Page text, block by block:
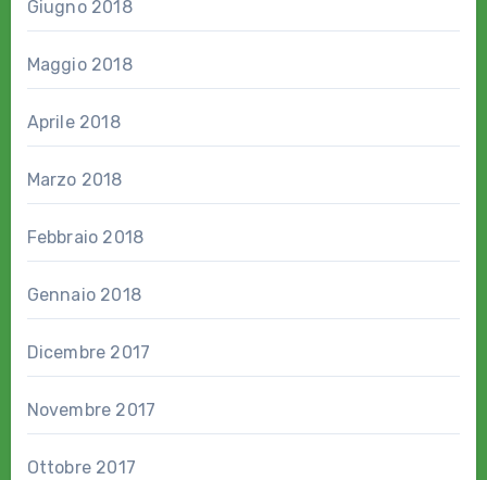
Giugno 2018
Maggio 2018
Aprile 2018
Marzo 2018
Febbraio 2018
Gennaio 2018
Dicembre 2017
Novembre 2017
Ottobre 2017